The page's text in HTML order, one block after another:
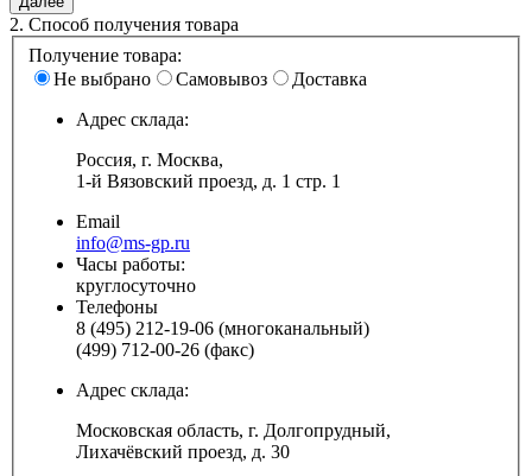
2. Способ получения товара
Получение товара:
Не выбрано
Самовывоз
Доставка
Адрес склада:
Россия, г. Москва,
1-й Вязовский проезд, д. 1 стр. 1
Email
info@ms-gp.ru
Часы работы:
круглосуточно
Телефоны
8 (495) 212-19-06 (многоканальный)
(499) 712-00-26 (факс)
Адрес склада:
Московская область, г. Долгопрудный,
Лихачёвский проезд, д. 30